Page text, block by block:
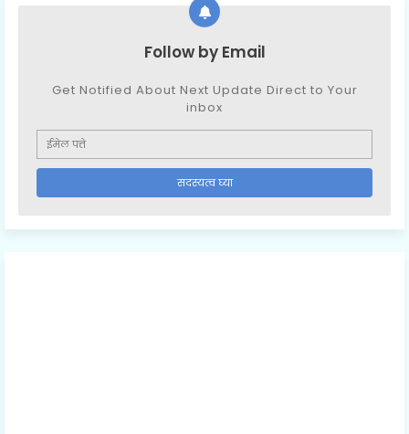
Follow by Email
Get Notified About Next Update Direct to Your
inbox